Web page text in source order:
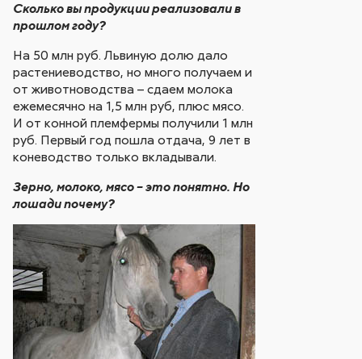
Сколько вы продукции реализовали в
прошлом году?
На 50 млн руб. Львиную долю дало
растениеводство, но много получаем и
от животноводства – сдаем молока
ежемесячно на 1,5 млн руб, плюс мясо.
И от конной племфермы получили 1 млн
руб. Первый год пошла отдача, 9 лет в
коневодство только вкладывали.
Зерно, молоко, мясо – это понятно. Но
лошади почему?